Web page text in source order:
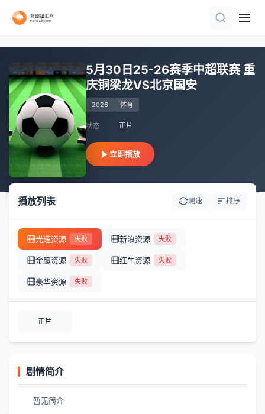
5月30日25-26赛季中超联赛 重
庆铜梁龙VS北京国安
2026 体育
状态 正片
立即播放
播放列表 测速 排序
光速资源 失败 新浪资源 失败
金鹰资源 失败 红牛资源 失败
豪华资源 失败
正片
剧情简介
暂无简介
正片
HD
正片
正片
HD
正片
更新至HD
HD
更新至HD
HD